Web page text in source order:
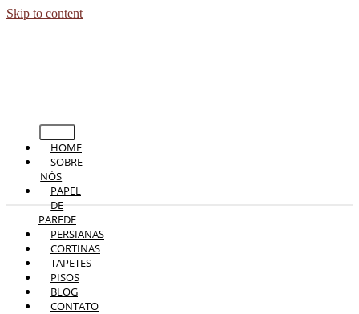
Skip to content
HOME
SOBRE
NÓS
PAPEL
DE
PAREDE
PERSIANAS
CORTINAS
TAPETES
PISOS
BLOG
CONTATO